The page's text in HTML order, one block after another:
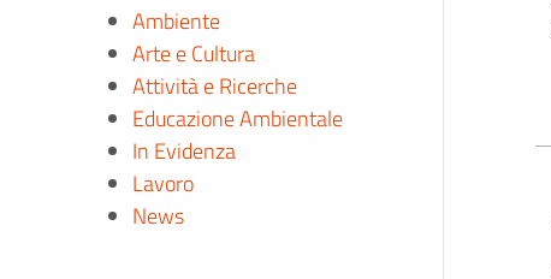
Ambiente
Arte e Cultura
Attività e Ricerche
Educazione Ambientale
In Evidenza
Lavoro
News